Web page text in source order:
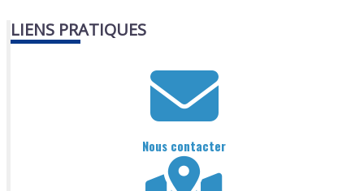
LIENS PRATIQUES
Nous contacter